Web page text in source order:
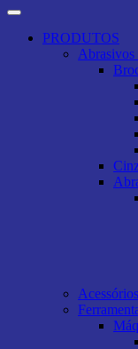
PRODUTOS
Abrasivos
Acessórios